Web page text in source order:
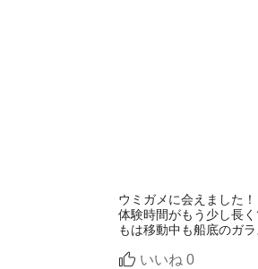
ウミガメに会えました！
体験時間がもう少し長
もは移動中も船底のガ
いいね 0